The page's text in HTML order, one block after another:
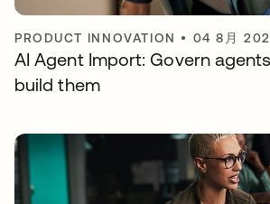
PRODUCT INNOVATION • 04 8月
AI Agent Import: Govern
build them